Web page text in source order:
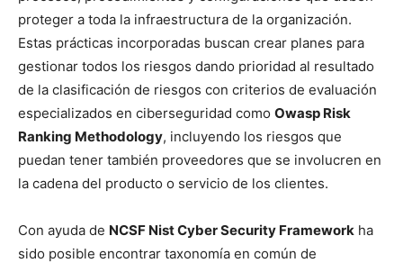
proteger a toda la infraestructura de la organización.
Estas prácticas incorporadas buscan crear planes para
gestionar todos los riesgos dando prioridad al resultado
de la clasificación de riesgos con criterios de evaluación
especializados en ciberseguridad como Owasp Risk
Ranking Methodology, incluyendo los riesgos que
puedan tener también proveedores que se involucren en
la cadena del producto o servicio de los clientes.
Con ayuda de NCSF Nist Cyber Security Framework ha
sido posible encontrar taxonomía en común de